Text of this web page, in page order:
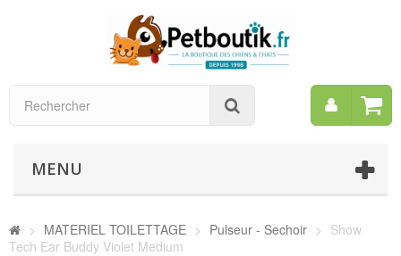
Mon
MENU
> MATERIEL TOILETTAGE > Pulseur - Sechoir > Show
Tech Ear Buddy Violet Medium